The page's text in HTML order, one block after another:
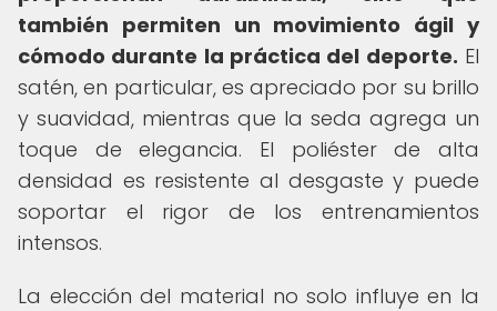
también permiten un movimiento ágil y
cómodo durante la práctica del deporte. El
satén, en particular, es apreciado por su brillo
y suavidad, mientras que la seda agrega un
toque de elegancia. El poliéster de alta
densidad es resistente al desgaste y puede
soportar el rigor de los entrenamientos
intensos.
La elección del material no solo influye en la